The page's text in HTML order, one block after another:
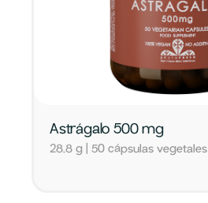
Astrágalo 500 mg
28,8 g | 50 cápsulas vegetales